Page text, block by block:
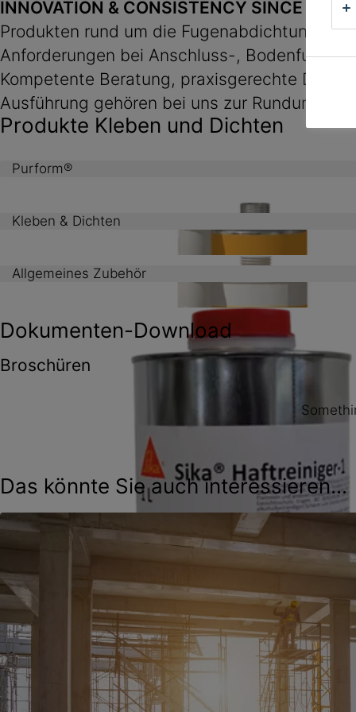
INNOVATION & CONSISTENCY SINCE 1910.
Produkten rund um die Fugenabdichtung.
Anforderungen bei Anschluss-, Bodenfugen
Kompetente Beratung, praxisgerechte
Ausführung gehören bei uns zur Rundum-
Produkte Kleben und Dichten
Purform®
Sikaflex® PRO-3 Purform®
Kleben & Dichten
Allgemeines Zubehör
Dokumenten-Download
Broschüren
Das könnte Sie auch interessieren...